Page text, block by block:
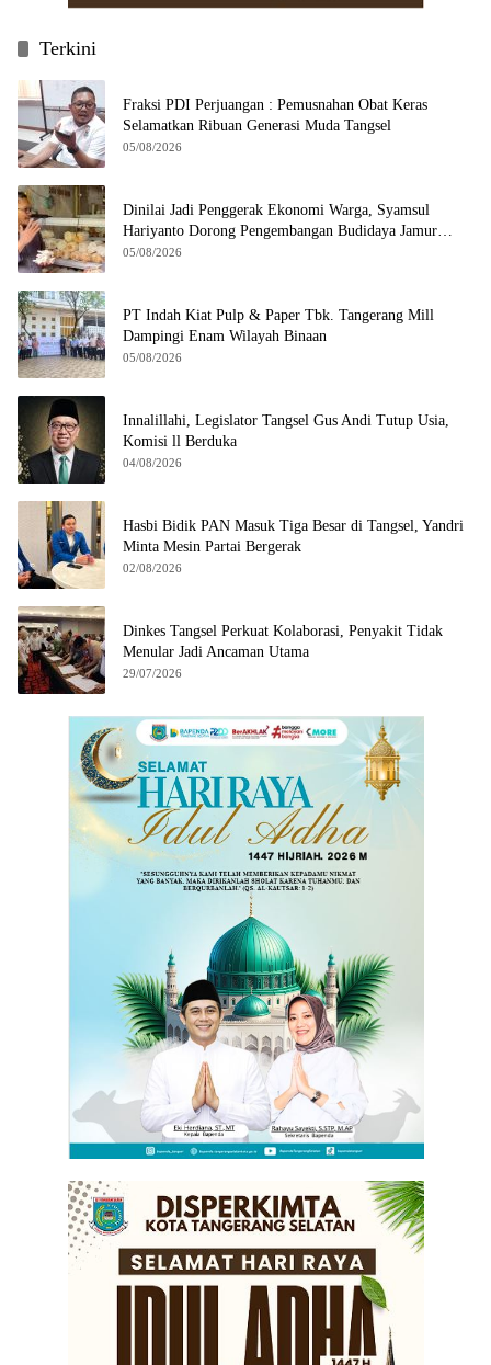
Terkini
Fraksi PDI Perjuangan : Pemusnahan Obat Keras
Selamatkan Ribuan Generasi Muda Tangsel
05/08/2026
Dinilai Jadi Penggerak Ekonomi Warga, Syamsul
Hariyanto Dorong Pengembangan Budidaya Jamur
Crispy di Serpong
05/08/2026
PT Indah Kiat Pulp & Paper Tbk. Tangerang Mill
Dampingi Enam Wilayah Binaan
05/08/2026
Innalillahi, Legislator Tangsel Gus Andi Tutup Usia,
Komisi ll Berduka
04/08/2026
Hasbi Bidik PAN Masuk Tiga Besar di Tangsel, Yandri
Minta Mesin Partai Bergerak
02/08/2026
Dinkes Tangsel Perkuat Kolaborasi, Penyakit Tidak
Menular Jadi Ancaman Utama
29/07/2026